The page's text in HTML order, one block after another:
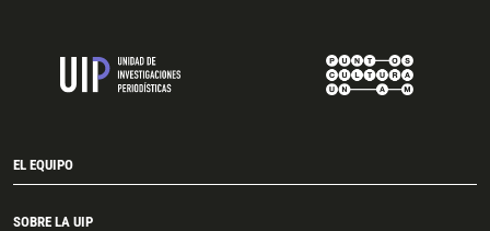
EL EQUIPO
SOBRE LA UIP